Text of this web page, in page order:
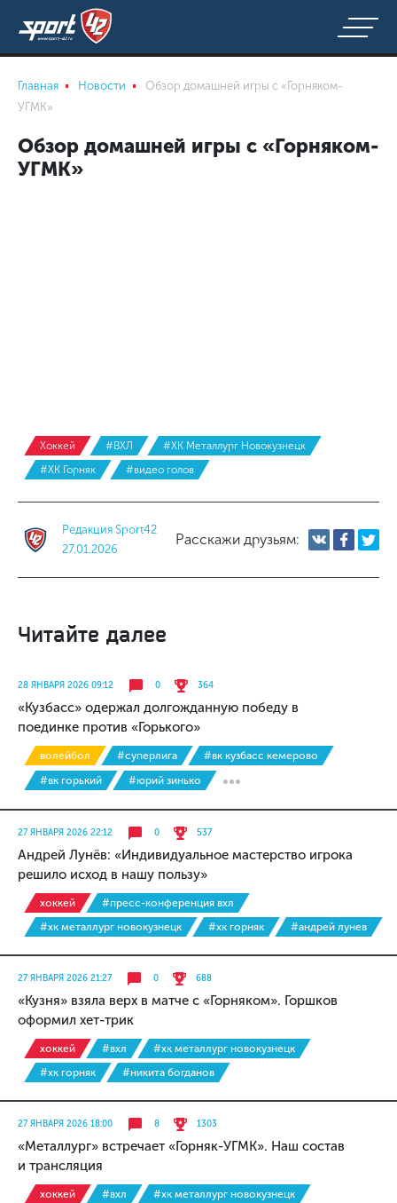
Главная Новости
Обзор домашней игры с «Горняком-
УГМК»
Обзор домашней игры с «Горняком-
УГМК»
Хоккей #ВХЛ
#ХК Металлург Новокузнецк
#ХК Горняк
#видео голов
Редакция Sport42
27.01.2026
Расскажи друзьям:
Читайте далее
28 ЯНВАРЯ 2026 09:12 0 364
«Кузбасс» одержал долгожданную победу в
поединке против «Горького»
волейбол #суперлига
#вк кузбасс кемерово
#вк горький
#юрий зинько
27 ЯНВАРЯ 2026 22:12 0 537
Андрей Лунёв: «Индивидуальное мастерство игрока
решило исход в нашу пользу»
хоккей
#пресс-конференция вхл
#хк металлург новокузнецк
#хк горняк #андрей лунев
27 ЯНВАРЯ 2026 21:27 0 688
«Кузня» взяла верх в матче с «Горняком». Горшков
оформил хет-трик
хоккей #вхл
#хк металлург новокузнецк
#хк горняк
#никита богданов
27 ЯНВАРЯ 2026 18:00 8 1303
«Металлург» встречает «Горняк-УГМК». Наш состав
и трансляция
хоккей #вхл
#хк металлург новокузнецк